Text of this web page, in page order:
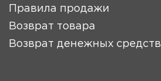
Правила продажи
Возврат товара
Возврат денежных средств